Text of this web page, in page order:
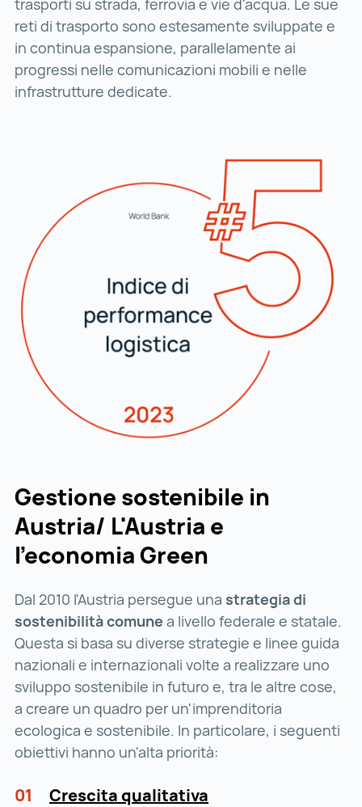
reti di trasporto sono estesamente sviluppate e
in continua espansione, parallelamente ai
progressi nelle comunicazioni mobili e nelle
infrastrutture dedicate.
Gestione sostenibile in
Austria/ L'Austria e
l’economia Green
Dal 2010 l'Austria persegue una strategia di
sostenibilità comune a livello federale e statale.
Questa si basa su diverse strategie e linee guida
nazionali e internazionali volte a realizzare uno
sviluppo sostenibile in futuro e, tra le altre cose,
a creare un quadro per un'imprenditoria
ecologica e sostenibile. In particolare, i seguenti
obiettivi hanno un'alta priorità:
01 Crescita qualitativa